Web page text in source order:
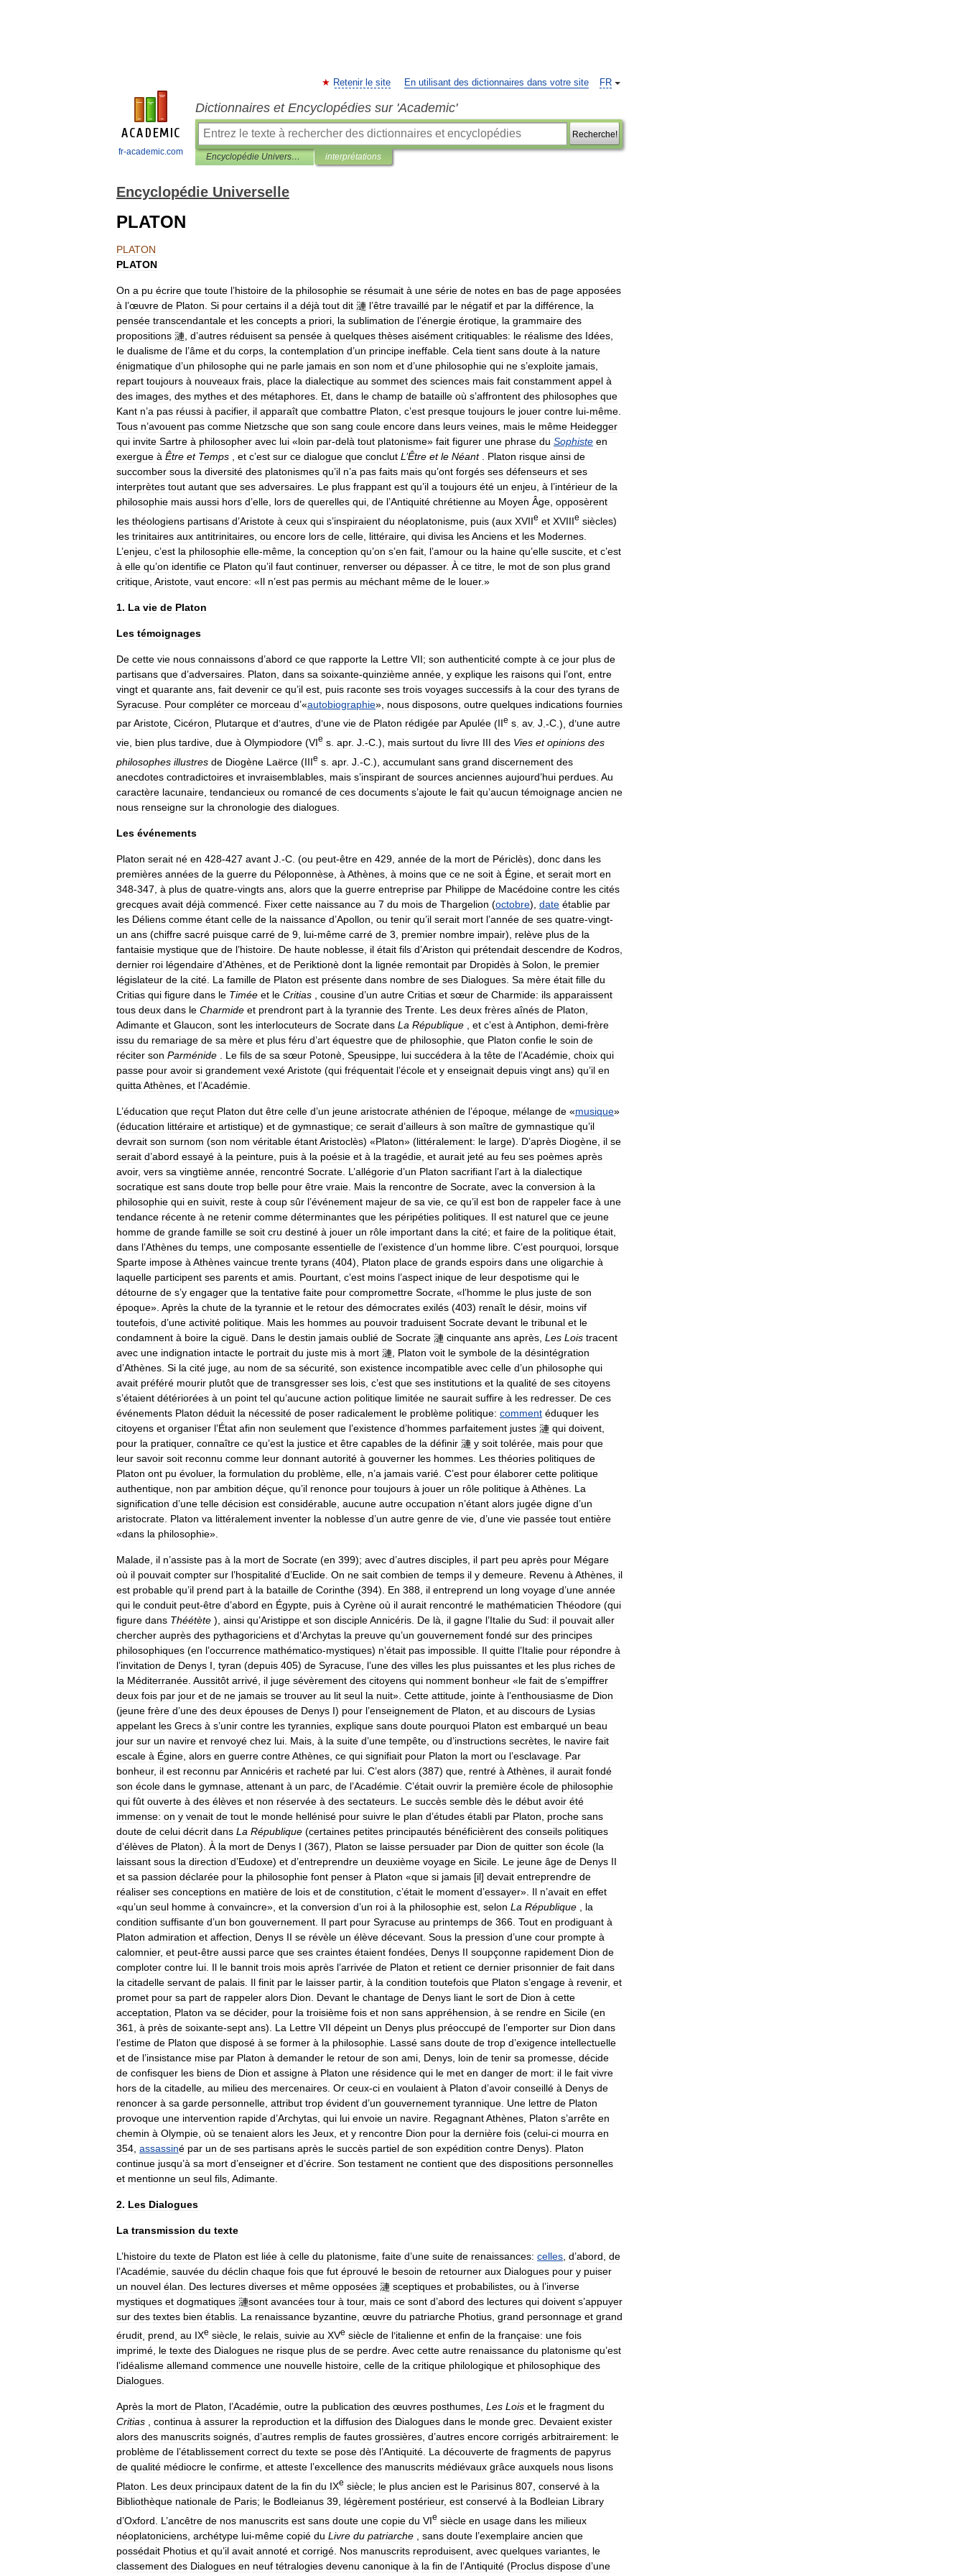
fr-academic.com
FR
Retenir le site En utilisant des dictionnaires dans votre site
Dictionnaires et Encyclopédies sur 'Academic'
Recherche!
Encyclopédie Universelle interprétations
Encyclopédie Universelle
PLATON
PLATON
PLATON
On a pu écrire que toute l’histoire de la philosophie se résumait à une série de notes en bas de page apposées
à l’œuvre de Platon Si pour certains il a déjà tout dit 漣 l’être travaillé par le négatif et par la différence la
pensée transcendantale et les concepts a priori la sublimation de l’énergie érotique la grammaire des
propositions 漣 d’autres réduisent sa pensée à quelques thèses aisément critiquables: le réalisme des Idées
le dualisme de l’âme et du corps la contemplation d’un principe ineffable Cela tient sans doute à la nature
énigmatique d’un philosophe qui ne parle jamais en son nom et d’une philosophie qui ne s’exploite jamais
repart toujours à nouveaux frais place la dialectique au sommet des sciences mais fait constamment appel à
des images des mythes et des métaphores Et dans le champ de bataille où s’affrontent des philosophes que
Kant n’a pas réussi à pacifier, il apparaît que combattre Platon c’est presque toujours le jouer contre lui-même
Tous n’avouent pas comme Nietzsche que son sang coule encore dans leurs veines mais le même Heidegger
qui invite Sartre à philosopher avec lui «loin par-delà tout platonisme» fait figurer une phrase du Sophiste en
exergue à Être et Temps et c’est sur ce dialogue que conclut L ’Être et le Néant. Platon risque ainsi de
succomber sous la diversité des platonismes qu’il n’a pas faits mais qu’ont forgés ses défenseurs et ses
interprètes tout autant que ses adversaires Le plus frappant est qu’il a toujours été un enjeu à l’intérieur de la
philosophie mais aussi hors d’elle lors de querelles qui de l’Antiquité chrétienne au Moyen Âge opposèrent
les théologiens partisans d’Aristote à ceux qui s’inspiraient du néoplatonisme puis (aux XVIIe et XVIIIe siècles)
les trinitaires aux antitrinitaires ou encore lors de celle littéraire qui divisa lesAnciens et les Modernes
L ’enjeu c’est la philosophie elle-même la conception qu’on s’en fait l’amour ou la haine qu’elle suscite et c’est
à elle qu’on identifie ce Platon qu’il faut continuer, renverser ou dépasser. À ce titre le mot de son plus grand
critique Aristote vaut encore: «Il n’est pas permis au méchant même de le louer.»
1. La vie de Platon
Les témoignages
De cette vie nous connaissons d’abord ce que rapporte la Lettre VII; son authenticité compte à ce jour plus de
partisans que d’adversaires Platon dans sa soixante-quinzième année y explique les raisons qui l’ont entre
vingt et quarante ans fait devenir ce qu’il est puis raconte ses trois voyages successifs à la cour des tyrans de
Syracuse Pour compléter ce morceau d’«autobiographie», nous disposons outre quelques indications fournies
parAristote Cicéron Plutarque et d’autres d’une vie de Platon rédigée parApulée (IIe s av. J .-C .), d’une autre
vie bien plus tardive due à Olympiodore (VIe s apr. J .-C .), mais surtout du livre III des Vies et opinions des
philosophes illustres de Diogène Laërce (IIIe s apr. J .-C .), accumulant sans grand discernement des
anecdotes contradictoires et invraisemblables mais s’inspirant de sources anciennes aujourd’hui perdues Au
caractère lacunaire tendancieux ou romancé de ces documents s’ajoute le fait qu’aucun témoignage ancien ne
nous renseigne sur la chronologie des dialogues
Les événements
Platon serait né en 428-427 avant J .-C . (ou peut-être en 429 année de la mort de Périclès), donc dans les
premières années de la guerre du Péloponnèse à Athènes à moins que ce ne soit à Égine et serait mort en
348-347 à plus de quatre-vingts ans alors que la guerre entreprise par Philippe de Macédoine contre les cités
grecques avait déjà commencé Fixer cette naissance au 7 du mois de Thargelion (octobre), date établie par
les Déliens comme étant celle de la naissance d’Apollon ou tenir qu’il serait mort l’année de ses quatre-vingt-
un ans (chiffre sacré puisque carré de 9 lui-même carré de 3 premier nombre impair), relève plus de la
fantaisie mystique que de l’histoire De haute noblesse il était fils d’Ariston qui prétendait descendre de Kodros
dernier roi légendaire d’Athènes et de Periktionè dont la lignée remontait par Dropidès à Solon le premier
législateur de la cité La famille de Platon est présente dans nombre de ses Dialogues Sa mère était fille du
Critias qui figure dans le Timée et le Critias cousine d’un autre Critias et sœur de Charmide: ils apparaissent
tous deux dans le Charmide et prendront part à la tyrannie des Trente Les deux frères aînés de Platon
Adimante et Glaucon sont les interlocuteurs de Socrate dans La République et c’est à Antiphon demi-frère
issu du remariage de sa mère et plus féru d’art équestre que de philosophie que Platon confie le soin de
réciter son Parménide Le fils de sa sœur Potonè Speusippe lui succédera à la tête de l’Académie choix qui
passe pour avoir si grandement vexéAristote (qui fréquentait l’école et y enseignait depuis vingt ans) qu’il en
quitta Athènes et l’Académie
L ’éducation que reçut Platon dut être celle d’un jeune aristocrate athénien de l’époque mélange de «musique»
(éducation littéraire et artistique) et de gymnastique; ce serait d’ailleurs à son maître de gymnastique qu’il
devrait son surnom (son nom véritable étantAristoclès) «Platon» (littéralement: le large). D’après Diogène il se
serait d’abord essayé à la peinture puis à la poésie et à la tragédie et aurait jeté au feu ses poèmes après
avoir, vers sa vingtième année rencontré Socrate L ’allégorie d’un Platon sacrifiant l’art à la dialectique
socratique est sans doute trop belle pour être vraie Mais la rencontre de Socrate avec la conversion à la
philosophie qui en suivit reste à coup sûr l’événement majeur de sa vie ce qu’il est bon de rappeler face à une
tendance récente à ne retenir comme déterminantes que les péripéties politiques Il est naturel que ce jeune
homme de grande famille se soit cru destiné à jouer un rôle important dans la cité; et faire de la politique était
dans l’Athènes du temps une composante essentielle de l’existence d’un homme libre C’est pourquoi lorsque
Sparte impose à Athènes vaincue trente tyrans (404), Platon place de grands espoirs dans une oligarchie à
laquelle participent ses parents et amis Pourtant c’est moins l’aspect inique de leur despotisme qui le
détourne de s’y engager que la tentative faite pour compromettre Socrate , «l’homme le plus juste de son
époque». Après la chute de la tyrannie et le retour des démocrates exilés (403) renaît le désir, moins vif
toutefois d’une activité politique Mais les hommes au pouvoir traduisent Socrate devant le tribunal et le
condamnent à boire la ciguë Dans le destin jamais oublié de Socrate 漣 cinquante ans après Les Lois tracent
avec une indignation intacte le portrait du juste mis à mort 漣 Platon voit le symbole de la désintégration
d’Athènes Si la cité juge au nom de sa sécurité son existence incompatible avec celle d’un philosophe qui
avait préféré mourir plutôt que de transgresser ses lois c’est que ses institutions et la qualité de ses citoyens
s’étaient détériorées à un point tel qu’aucune action politique limitée ne saurait suffire à les redresser. De ces
événements Platon déduit la nécessité de poser radicalement le problème politique: comment éduquer les
citoyens et organiser l’État afin non seulement que l’existence d’hommes parfaitement justes 漣 qui doivent
pour la pratiquer, connaître ce qu’est la justice et être capables de la définir 漣 y soit tolérée mais pour que
leur savoir soit reconnu comme leur donnant autorité à gouverner les hommes Les théories politiques de
Platon ont pu évoluer, la formulation du problème elle n’a jamais varié C’est pour élaborer cette politique
authentique non par ambition déçue qu’il renonce pour toujours à jouer un rôle politique à Athènes La
signification d’une telle décision est considérable aucune autre occupation n’étant alors jugée digne d’un
aristocrate Platon va littéralement inventer la noblesse d’un autre genre de vie d’une vie passée tout entière
«dans la philosophie».
Malade il n’assiste pas à la mort de Socrate (en 399); avec d’autres disciples il part peu après pour Mégare
où il pouvait compter sur l’hospitalité d’Euclide On ne sait combien de temps il y demeure Revenu à Athènes il
est probable qu’il prend part à la bataille de Corinthe (394). En 388 il entreprend un long voyage d’une année
qui le conduit peut-être d’abord en Égypte puis à Cyrène où il aurait rencontré le mathématicien Théodore (qui
figure dans Théétète ), ainsi qu’Aristippe et son discipleAnnicéris De là il gagne l’Italie du Sud: il pouvait aller
chercher auprès des pythagoriciens et d’Archytas la preuve qu’un gouvernement fondé sur des principes
philosophiques (en l’occurrence mathématico-mystiques) n’était pas impossible Il quitte l’Italie pour répondre à
l’invitation de Denys I tyran (depuis 405) de Syracuse l’une des villes les plus puissantes et les plus riches de
la Méditerranée Aussitôt arrivé il juge sévèrement des citoyens qui nomment bonheur «le fait de s’empiffrer
deux fois par jour et de ne jamais se trouver au lit seul la nuit». Cette attitude jointe à l’enthousiasme de Dion
(jeune frère d’une des deux épouses de Denys I) pour l’enseignement de Platon et au discours de Lysias
appelant les Grecs à s’unir contre les tyrannies explique sans doute pourquoi Platon est embarqué un beau
jour sur un navire et renvoyé chez lui Mais à la suite d’une tempête ou d’instructions secrètes le navire fait
escale à Égine alors en guerre contreAthènes ce qui signifiait pour Platon la mort ou l’esclavage Par
bonheur, il est reconnu parAnnicéris et racheté par lui C’est alors (387) que rentré à Athènes il aurait fondé
son école dans le gymnase attenant à un parc de l’Académie C’était ouvrir la première école de philosophie
qui fût ouverte à des élèves et non réservée à des sectateurs Le succès semble dès le début avoir été
immense: on y venait de tout le monde hellénisé pour suivre le plan d’études établi par Platon proche sans
doute de celui décrit dans La République (certaines petites principautés bénéficièrent des conseils politiques
d’élèves de Platon). À la mort de Denys I (367), Platon se laisse persuader par Dion de quitter son école (la
laissant sous la direction d’Eudoxe) et d’entreprendre un deuxième voyage en Sicile Le jeune âge de Denys II
et sa passion déclarée pour la philosophie font penser à Platon «que si jamais [il] devait entreprendre de
réaliser ses conceptions en matière de lois et de constitution c’était le moment d’essayer». Il n’avait en effet
«qu’un seul homme à convaincre», et la conversion d’un roi à la philosophie est selon La République
la
condition suffisante d’un bon gouvernement Il part pour Syracuse au printemps de 366 Tout en prodiguant à
Platon admiration et affection Denys II se révèle un élève décevant Sous la pression d’une cour prompte à
calomnier, et peut-être aussi parce que ses craintes étaient fondées Denys II soupçonne rapidement Dion de
comploter contre lui Il le bannit trois mois après l’arrivée de Platon et retient ce dernier prisonnier de fait dans
la citadelle servant de palais Il finit par le laisser partir, à la condition toutefois que Platon s’engage à revenir, et
promet pour sa part de rappeler alors Dion Devant le chantage de Denys liant le sort de Dion à cette
acceptation
Platon va se décider, pour la troisième fois et non sans appréhension à se rendre en Sicile (en
361
à près de soixante-sept ans). La Lettre VII dépeint un Denys plus préoccupé de l’emporter sur Dion dans
l’estime de Platon que disposé à se former à la philosophie Lassé sans doute de trop d’exigence intellectuelle
et de l’insistance mise par Platon à demander le retour de son ami Denys loin de tenir sa promesse décide
de confisquer les biens de Dion et assigne à Platon une résidence qui le met en danger de mort: il le fait vivre
hors de la citadelle au milieu des mercenaires Or ceux-ci en voulaient à Platon d’avoir conseillé à Denys de
renoncer à sa garde personnelle attribut trop évident d’un gouvernement tyrannique Une lettre de Platon
provoque une intervention rapide d’Archytas qui lui envoie un navire RegagnantAthènes Platon s’arrête en
chemin à Olympie où se tenaient alors les Jeux et y rencontre Dion pour la dernière fois (celui-ci mourra en
354 assassiné par un de ses partisans après le succès partiel de son expédition contre Denys). Platon
continue jusqu’à sa mort d’enseigner et d’écrire Son testament ne contient que des dispositions personnelles
et mentionne un seul fils Adimante
2. Les Dialogues
La transmission du texte
L ’histoire du texte de Platon est liée à celle du platonisme faite d’une suite de renaissances: celles d’abord de
l’Académie sauvée du déclin chaque fois que fut éprouvé le besoin de retourner aux Dialogues pour y puiser
un nouvel élan Des lectures diverses et même opposées 漣 sceptiques et probabilistes ou à l’inverse
mystiques et dogmatiques 漣sont avancées tour à tour, mais ce sont d’abord des lectures qui doivent s’appuyer
sur des textes bien établis La renaissance byzantine œuvre du patriarche Photius grand personnage et grand
érudit prend au IXe siècle le relais suivie au XVe siècle de l’italienne et enfin de la française: une fois
imprimé, le texte des Dialogues ne risque plus de se perdre. Avec cette autre renaissance du platonisme qu’est
l’idéalisme allemand commence une nouvelle histoire, celle de la critique philologique et philosophique des
Dialogues.
Après la mort de Platon, l’Académie, outre la publication des œuvres posthumes, Les Lois et le fragment du
Critias , continua à assurer la reproduction et la diffusion des Dialogues dans le monde grec. Devaient exister
alors des manuscrits soignés, d’autres remplis de fautes grossières, d’autres encore corrigés arbitrairement: le
problème de l’établissement correct du texte se pose dès l’Antiquité. La découverte de fragments de papyrus
de qualité médiocre le confirme, et atteste l’excellence des manuscrits médiévaux grâce auxquels nous lisons
Platon
Les deux principaux datent de la fin du IXe siècle; le plus ancien est le Parisinus 807 conservé à la
Bibliothèque nationale de Paris; le Bodleianus 39 légèrement postérieur, est conservé à la Bodleian Library
d’Oxford L ’ancêtre de nos manuscrits est sans doute une copie du VIe siècle en usage dans les milieux
néoplatoniciens archétype lui-même copié du Livre du patriarche sans doute l’exemplaire ancien que
possédait Photius et qu’il avait annoté et corrigé Nos manuscrits reproduisent avec quelques variantes le
classement des Dialogues en neuf tétralogies devenu canonique à la fin de l’Antiquité (Proclus dispose d’une